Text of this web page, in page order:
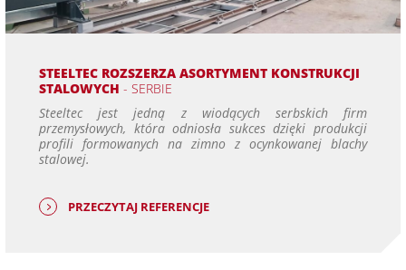
STEELTEC ROZSZERZA ASORTYMENT KONSTRUKCJI
STALOWYCH- SERBIE
Steeltec jest jedną z wiodących serbskich firm
przemysłowych, która odniosła sukces dzięki produkcji
profili formowanych na zimno z ocynkowanej blachy
stalowej.
PRZECZYTAJ REFERENCJE